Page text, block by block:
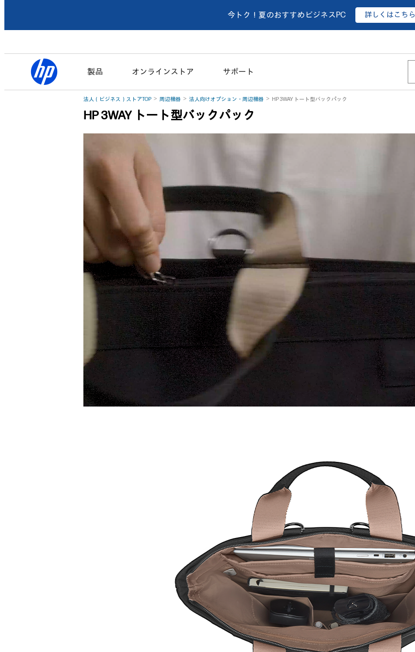
今トク！夏のおすすめビジネスPC 詳しくはこちら
製品 オンラインストア サポート
法人（ビジネス）ストアTOP 周辺機器 法人向けオプション・周辺機器 HP 3WAY トート型バックパック
HP 3WAY トート型バックパック